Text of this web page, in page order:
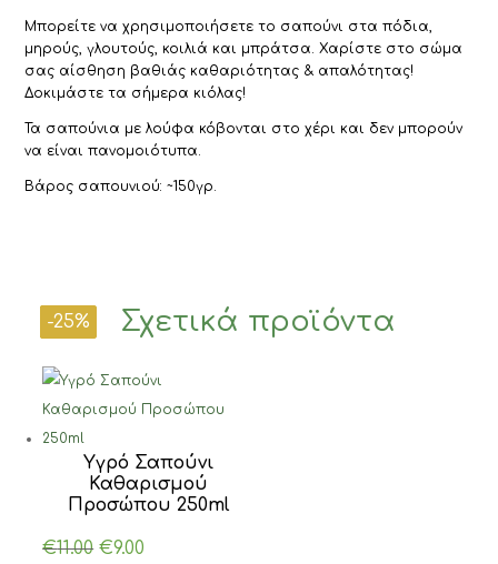
Μπορείτε να χρησιμοποιήσετε το σαπούνι στα πόδια,
μηρούς, γλουτούς, κοιλιά και μπράτσα. Χαρίστε στο σώμα
σας αίσθηση βαθιάς καθαριότητας & απαλότητας!
Δοκιμάστε τα σήμερα κιόλας!
Τα σαπούνια με λούφα κόβονται στο χέρι και δεν μπορούν
να είναι πανομοιότυπα.
Βάρος σαπουνιού: ~150γρ.
Σχετικά προϊόντα
-18%
Υγρό Σαπούνι
Καθαρισμού
Προσώπου 250ml
€11.00 Original
€9.00
-18%
-25%
-25%